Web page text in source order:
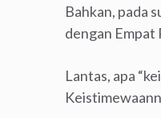
Bahkan, pada
dengan Empat
Lantas, apa